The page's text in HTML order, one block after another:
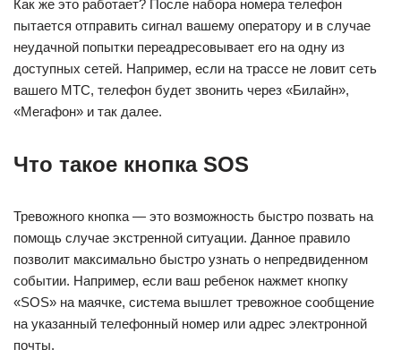
Как же это работает? После набора номера телефон
пытается отправить сигнал вашему оператору и в случае
неудачной попытки переадресовывает его на одну из
доступных сетей. Например, если на трассе не ловит сеть
вашего МТС, телефон будет звонить через «Билайн»,
«Мегафон» и так далее.
Что такое кнопка SOS
Тревожного кнопка — это возможность быстро позвать на
помощь случае экстренной ситуации. Данное правило
позволит максимально быстро узнать о непредвиденном
событии. Например, если ваш ребенок нажмет кнопку
«SOS» на маячке, система вышлет тревожное сообщение
на указанный телефонный номер или адрес электронной
почты.